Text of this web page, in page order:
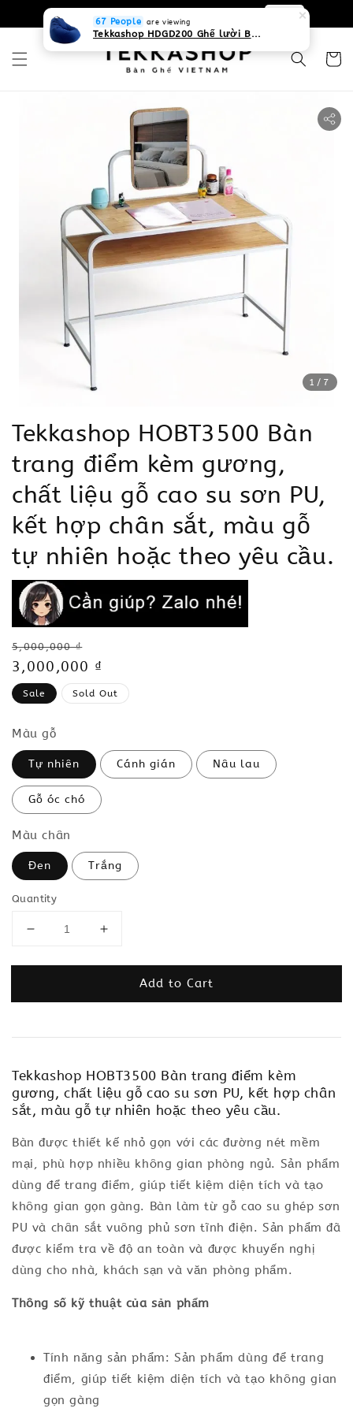
0931268840 Liên hệ với chúng tôi
1 /7
Tekkashop HOBT3500 Bàn
trang điểm kèm gương,
chất liệu gỗ cao su sơn PU,
kết hợp chân sắt, màu gỗ
tự nhiên hoặc theo yêu cầu.
Regular
price
5,000,000 ₫
Sale
price
3,000,000 ₫
Sale Sold Out
Màu gỗ
Tự nhiên Cánh gián Nâu lau
Gỗ óc chó
Màu chân
Đen Trắng
Quantity
Add to Cart
Tekkashop HOBT3500 Bàn trang điểm kèm
gương, chất liệu gỗ cao su sơn PU, kết hợp chân
sắt, màu gỗ tự nhiên hoặc theo yêu cầu.
Bàn được thiết kế nhỏ gọn với các đường nét mềm
mại, phù hợp nhiều không gian phòng ngủ. Sản phẩm
dùng để trang điểm, giúp tiết kiệm diện tích và tạo
không gian gọn gàng. Bàn làm từ gỗ cao su ghép sơn
PU và chân sắt vuông phủ sơn tĩnh điện. Sản phẩm đã
được kiểm tra về độ an toàn và được khuyến nghị
dùng cho nhà, khách sạn và văn phòng phẩm.
Thông số kỹ thuật của sản phẩm
Tính năng sản phẩm: Sản phẩm dùng để trang
điểm, giúp tiết kiệm diện tích và tạo không gian
gọn gàng
67 People are viewing
Tekkashop HDGD200 Ghế lười Beanbag form truyền thống, chất liệu Olefin canvas kháng nước, màu xanh biển, có thể sử dụng trong nhà và cả ngoài trời, có quai xách